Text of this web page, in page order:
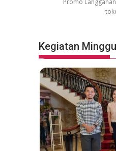
Promo
Kegiatan